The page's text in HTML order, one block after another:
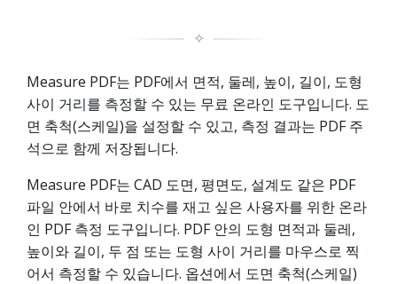
✧
Measure PDF는 PDF에서 면적, 둘레, 높이, 길이, 도형
사이 거리를 측정할 수 있는 무료 온라인 도구입니다. 도
면 축척(스케일)을 설정할 수 있고, 측정 결과는 PDF 주
석으로 함께 저장됩니다.
Measure PDF는 CAD 도면, 평면도, 설계도 같은 PDF
파일 안에서 바로 치수를 재고 싶은 사용자를 위한 온라
인 PDF 측정 도구입니다. PDF 안의 도형 면적과 둘레,
높이와 길이, 두 점 또는 도형 사이 거리를 마우스로 찍
어서 측정할 수 있습니다. 옵션에서 도면 축척(스케일)